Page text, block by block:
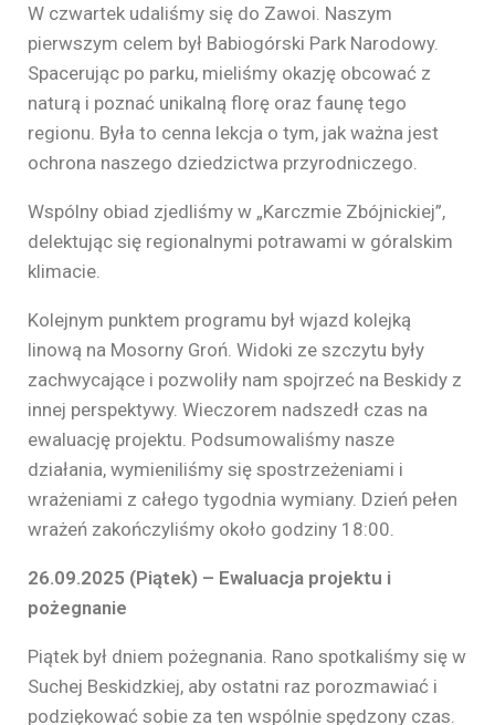
W czwartek udaliśmy się do Zawoi. Naszym
pierwszym celem był Babiogórski Park Narodowy.
Spacerując po parku, mieliśmy okazję obcować z
naturą i poznać unikalną florę oraz faunę tego
regionu. Była to cenna lekcja o tym, jak ważna jest
ochrona naszego dziedzictwa przyrodniczego.
Wspólny obiad zjedliśmy w „Karczmie Zbójnickiej”,
delektując się regionalnymi potrawami w góralskim
klimacie.
Kolejnym punktem programu był wjazd kolejką
linową na Mosorny Groń. Widoki ze szczytu były
zachwycające i pozwoliły nam spojrzeć na Beskidy z
innej perspektywy. Wieczorem nadszedł czas na
ewaluację projektu. Podsumowaliśmy nasze
działania, wymieniliśmy się spostrzeżeniami i
wrażeniami z całego tygodnia wymiany. Dzień pełen
wrażeń zakończyliśmy około godziny 18:00.
26.09.2025 (Piątek) – Ewaluacja projektu i
pożegnanie
Piątek był dniem pożegnania. Rano spotkaliśmy się w
Suchej Beskidzkiej, aby ostatni raz porozmawiać i
podziękować sobie za ten wspólnie spędzony czas.